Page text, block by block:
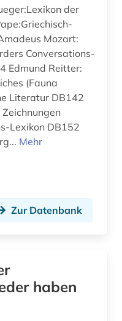
(1)
Mozart:
Conversations-
Edmund Reitter:
(Fauna
Literatur DB142
Lexikon DB152
Mehr
Zur Datenbank
haben